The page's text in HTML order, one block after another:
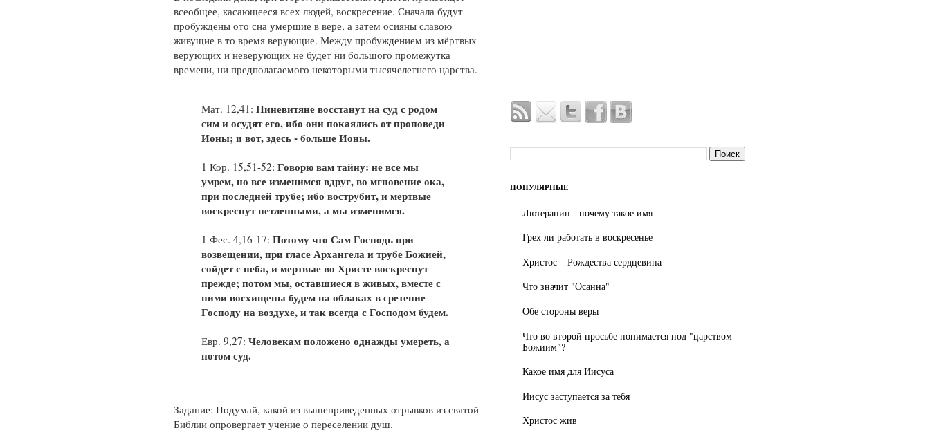
всеобщее, касающееся всех людей, воскресение. Сначала будут
пробуждены ото сна умершие в вере, а затем осияны славою
живущие в то время верующие. Между пробуждением из мёртвых
верующих и неверующих не будет ни большого промежутка
времени, ни предполагаемого некоторыми тысячелетнего царства.
Мат. 12,41: Ниневитяне восстанут на суд с родом
сим и осудят его, ибо они покаялись от проповеди
Ионы; и вот, здесь - больше Ионы.
1 Кор. 15,51-52: Говорю вам тайну: не все мы
умрем, но все изменимся вдруг, во мгновение ока,
при последней трубе; ибо вострубит, и мертвые
воскреснут нетленными, а мы изменимся.
1 Фес. 4,16-17: Потому что Сам Господь при
возвещении, при гласе Архангела и трубе Божией,
сойдет с неба, и мертвые во Христе воскреснут
прежде; потом мы, оставшиеся в живых, вместе с
ними восхищены будем на облаках в сретение
Господу на воздухе, и так всегда с Господом будем.
Евр. 9,27: Человекам положено однажды умереть, а
потом суд.
Задание: Подумай, какой из вышеприведенных отрывков из святой
Библии опровергает учение о переселении душ.
ПОПУЛЯРНЫЕ
Лютеранин - почему такое имя
Грех ли работать в воскресенье
Христос – Рождества сердцевина
Что значит "Осанна"
Обе стороны веры
Что во второй просьбе понимается под "царством
Божиим"?
Какое имя для Иисуса
Иисус заступается за тебя
Христос жив